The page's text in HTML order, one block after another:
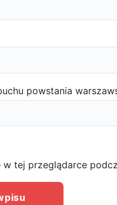
powstania
w tej przeglądarce